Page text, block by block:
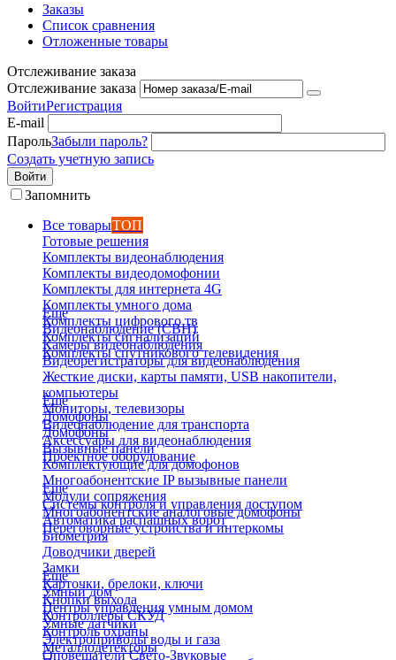
Заказы
Список сравнения
Отложенные товары
Отслеживание заказа
Отслеживание заказа
ВойтиРегистрация
E-mail
ПарольЗабыли пароль?
Создать учетную запись
Войти
Запомнить
Все товарыТОП
Готовые решения
Комплекты видеонаблюдения
Комплекты видеодомофонии
Комплекты для интернета 4G
Комплекты умного дома
Комплекты цифрового тв
Комплекты сигнализаций
Комплекты спутникового телевидения
Еще
Видеонаблюдение (СВН)
Камеры видеонаблюдения
Видеорегистраторы для видеонаблюдения
Жесткие диски, карты памяти, USB накопители,
компьютеры
Мониторы, телевизоры
Видеонаблюдение для транспорта
Аксессуары для видеонаблюдения
Проектное оборудование
Еще
Домофоны
Домофоны
Вызывные панели
Комплектующие для домофонов
Многоабонентские IP вызывные панели
Модули сопряжения
Многоабонентские аналоговые домофоны
Переговорные устройства и интеркомы
Еще
Системы контроля и управления доступом
Автоматика распашных ворот
Биометрия
Доводчики дверей
Замки
Карточки, брелоки, ключи
Кнопки выхода
Контроллеры СКУД
Контроль охраны
Металлодетекторы
Еще
Умный дом
Центры управления умным домом
Умные датчики
Электроприводы воды и газа
Оповещатели Свето-Звуковые